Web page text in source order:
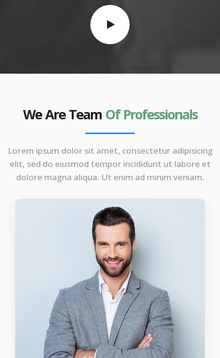
We Are Team Of Professionals
Lorem ipsum dolor sit amet, consectetur adipisicing
elit, sed do eiusmod tempor incididunt ut labore et
dolore magna aliqua. Ut enim ad minim veniam.